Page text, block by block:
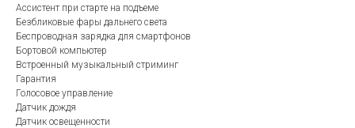
Ассистент при старте на подъеме
Безбликовые фары дальнего света
Беспроводная зарядка для смартфонов
Бортовой компьютер
Встроенный музыкальный стриминг
Гарантия
Голосовое управление
Датчик дождя
Датчик освещенности